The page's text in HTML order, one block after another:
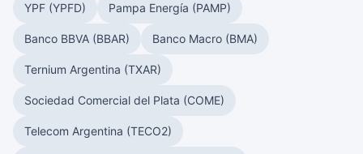
YPF (YPFD) Pampa Energía (PAMP)
Banco BBVA (BBAR) Banco Macro (BMA)
Ternium Argentina (TXAR)
Sociedad Comercial del Plata (COME)
Telecom Argentina (TECO2)